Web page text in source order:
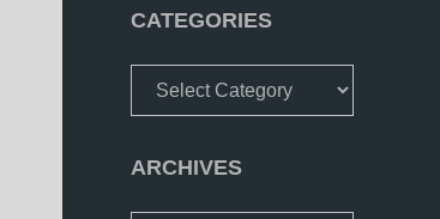
CATEGORIES
ARCHIVES